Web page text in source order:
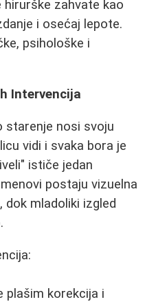
zahvate kao
i osećaj lepote.
psihološke i
Intervencija
starenje nosi svoju
vidi i svaka bora je
ističe jedan
postaju vizuelna
mladoliki izgled
plašim korekcija i